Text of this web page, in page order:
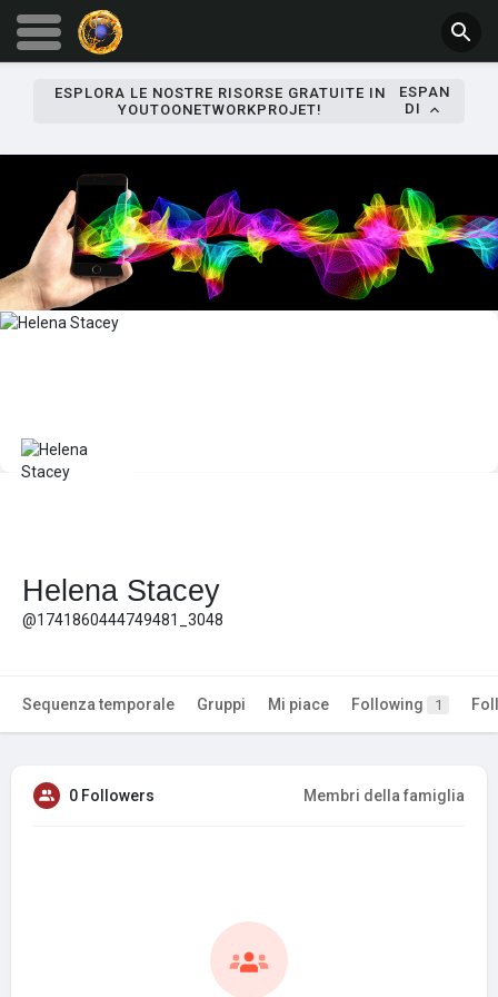
ESPLORA LE NOSTRE RISORSE GRATUITE IN
YOUTOONETWORKPROJET!
ESPAN
DI
Helena Stacey
@1741860444749481_3048
Sequenza temporale Gruppi Mi piace Following 1
0 Followers Membri della famiglia